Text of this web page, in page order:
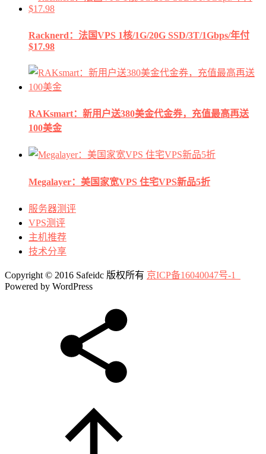
Racknerd：法国VPS 1核/1G/20G SSD/3T/1Gbps/年付
$17.98
RAKsmart：新用户送380美金代金券，充值最高再送
100美金
Megalayer：美国家宽VPS 住宅VPS新品5折
服务器测评
VPS测评
主机推荐
技术分享
Copyright © 2016 Safeidc 版权所有 京ICP备16040047号-1
Powered by WordPress